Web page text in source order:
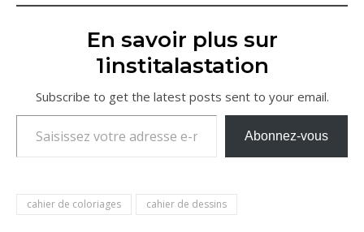
En savoir plus sur
1institalastation
Subscribe to get the latest posts sent to your email.
Saisissez votre adresse e-mail…
Abonnez-vous
cahier de coloriages cahier de dessins